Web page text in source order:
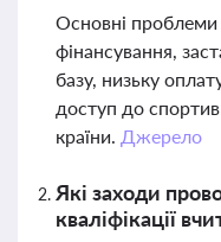
Основні
фінансування,
базу, низьку
доступ до
країни. Джерело
Які заходи
кваліфікації